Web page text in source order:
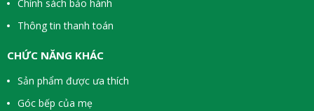
Chính sách bảo hành
Thông tin thanh toán
CHỨC NĂNG KHÁC
Sản phẩm được ưa thích
Góc bếp của mẹ